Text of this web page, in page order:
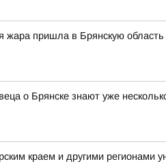
жара пришла в Брянскую
о Брянске знают уже
краем и другими регионами